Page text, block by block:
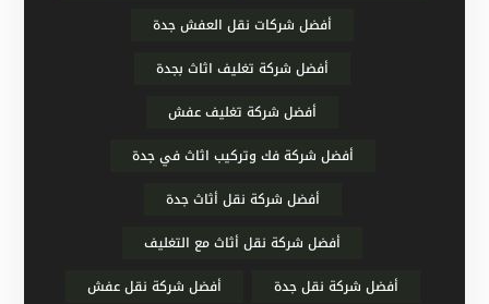
أفضل شركات نقل العفش جدة
أفضل شركة تغليف اثاث بجدة
أفضل شركة تغليف عفش
أفضل شركة فك وتركيب اثاث في جدة
أفضل شركة نقل أثاث جدة
أفضل شركة نقل أثاث مع التغليف
أفضل شركة نقل جدة
أفضل شركة نقل عفش